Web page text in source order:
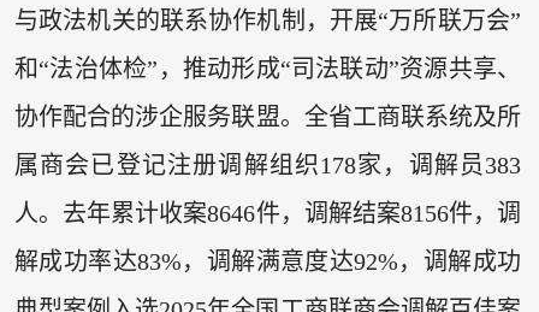
与政法机关的联系协作机制，开展“万所联万会”
和“法治体检”，推动形成“司法联动”资源共享、
协作配合的涉企服务联盟。全省工商联系统及所
属商会已登记注册调解组织178家，调解员383
人。去年累计收案8646件，调解结案8156件，调
解成功率达83%，调解满意度达92%，调解成功